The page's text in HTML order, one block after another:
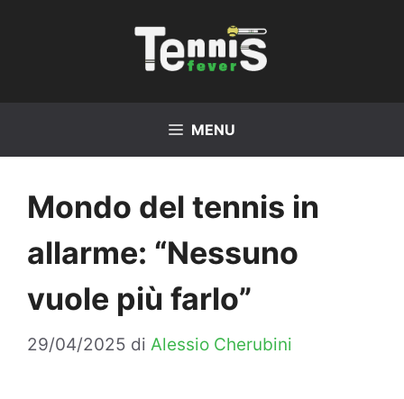
MENU
Mondo del tennis in
allarme: “Nessuno
vuole più farlo”
29/04/2025 di Alessio Cherubini